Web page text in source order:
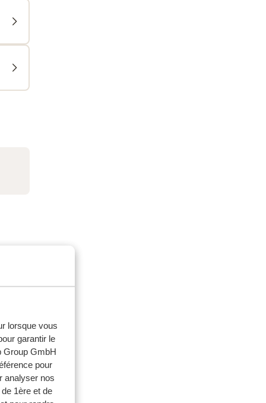
lorsque vous
garantir le
Group GmbH
pour
analyser nos
1ère et de